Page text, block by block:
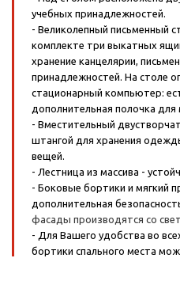
учебных принадлежностей.
- Великолепный письменный
комплекте три выкатных
хранение канцелярии,
принадлежностей. На столе
стационарный компьютер:
дополнительная полочка для
- Вместительный
штангой для хранения
вещей.
- Лестница из массива -
- Боковые бортики и мягкий
дополнительная
фасады производятся со
- Для Вашего удобства во
бортики спального места